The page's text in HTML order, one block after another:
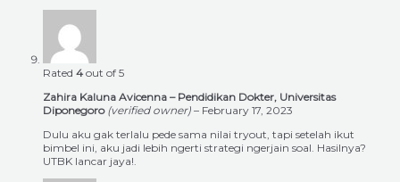
Rated 4 out of 5
Zahira Kaluna Avicenna – Pendidikan Dokter, Universitas
Diponegoro (verified owner) – February 17, 2023
Dulu aku gak terlalu pede sama nilai tryout, tapi setelah ikut
bimbel ini, aku jadi lebih ngerti strategi ngerjain soal. Hasilnya?
UTBK lancar jaya!.